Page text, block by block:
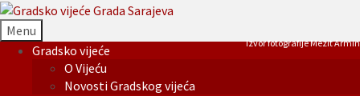
Menu
Gradsko vijeće
O Vijeću
Novosti Gradskog vijeća
Izvor fotografije Mezit Armin